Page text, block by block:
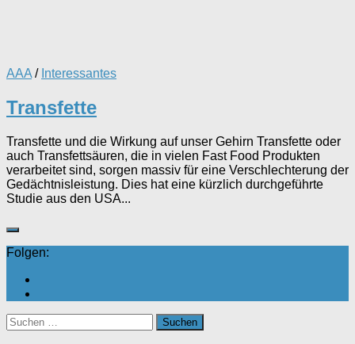
AAA / Interessantes
Transfette
Transfette und die Wirkung auf unser Gehirn Transfette oder
auch Transfettsäuren, die in vielen Fast Food Produkten
verarbeitet sind, sorgen massiv für eine Verschlechterung der
Gedächtnisleistung. Dies hat eine kürzlich durchgeführte
Studie aus den USA...
Folgen:
Suchen
nach: